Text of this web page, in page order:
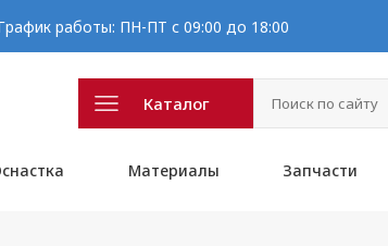
работы: ПН-ПТ с 09:00 до 18:00
Каталог
Материалы Запчасти